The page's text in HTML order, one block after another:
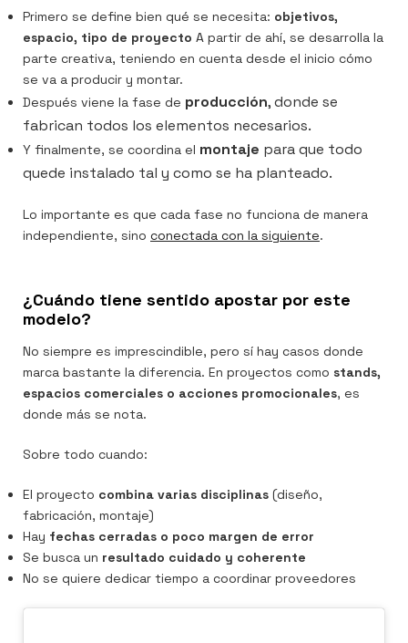
Primero se define bien qué se necesita: objetivos,
espacio, tipo de proyecto A partir de ahí, se desarrolla la
parte creativa, teniendo en cuenta desde el inicio cómo
se va a producir y montar.
Después viene la fase de producción, donde se
fabrican todos los elementos necesarios.
Y finalmente, se coordina el montaje para que todo
quede instalado tal y como se ha planteado.
Lo importante es que cada fase no funciona de manera
independiente, sino conectada con la siguiente.
¿Cuándo tiene sentido apostar por este
modelo?
No siempre es imprescindible, pero sí hay casos donde
marca bastante la diferencia. En proyectos como stands,
espacios comerciales o acciones promocionales, es
donde más se nota.
Sobre todo cuando:
El proyecto combina varias disciplinas (diseño,
fabricación, montaje)
Hay fechas cerradas o poco margen de error
Se busca un resultado cuidado y coherente
No se quiere dedicar tiempo a coordinar proveedores